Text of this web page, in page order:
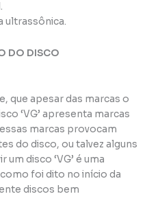
ultrassônica.
DO DISCO
que apesar das marcas o
‘VG’ apresenta marcas
marcas provocam
do disco, ou talvez alguns
disco ‘VG’ é uma
foi dito no início da
discos bem